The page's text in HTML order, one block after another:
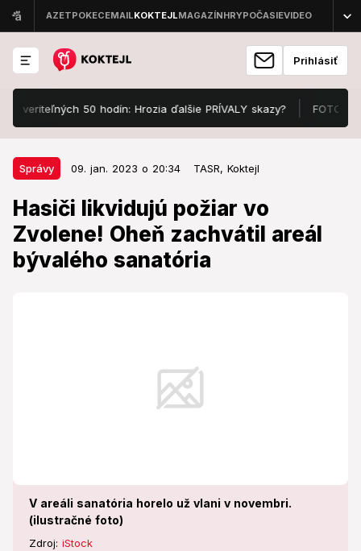
Prihlásiť
50 hodín: Hrozia ďalšie PRÍVALY skazy? FOTO
Správy 09. jan. 2023 o 20:34 TASR, Koktejl
Hasiči likvidujú požiar vo
Zvolene! Oheň zachvátil areál
bývalého sanatória
V areáli sanatória horelo už vlani v novembri.
(ilustračné foto)
Zdroj: iStock
Správy 09. jan. 2023 o 20:34
Hasiči likvidujú požiar vo Zvolene!
Oheň zachvátil areál bývalého
sanatória